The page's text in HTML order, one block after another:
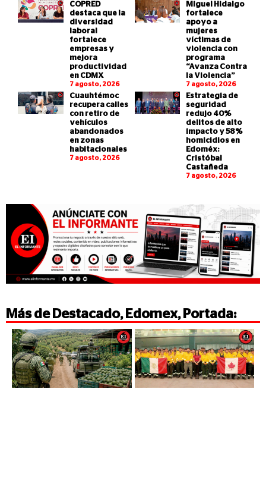
COPRED
destaca que la
diversidad
laboral
fortalece
empresas y
mejora
productividad
en CDMX
7 agosto, 2026
Miguel Hidalgo
fortalece
apoyo a
mujeres
víctimas de
violencia con
programa
“Avanza Contra
la Violencia”
7 agosto, 2026
Cuauhtémoc
recupera calles
con retiro de
vehículos
abandonados
en zonas
habitacionales
7 agosto, 2026
Estrategia de
seguridad
redujo 40%
delitos de alto
impacto y 58%
homicidios en
Edoméx:
Cristóbal
Castañeda
7 agosto, 2026
Más de Destacado, Edomex, Portada: